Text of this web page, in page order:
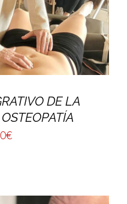
DE LA
€